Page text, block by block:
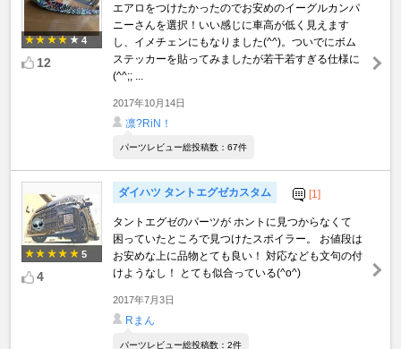
4
12
エアロをつけたかったのでお安めのイーグルカンパ
ニーさんを選択！いい感じに車高が低く見えます
し、イメチェンにもなりました(^^)。ついでにボム
ステッカーを貼ってみましたが若干若すぎる仕様に
(^^;; ...
2017年10月14日
凛?RiN！
パーツレビュー総投稿数：67件
5
4
ダイハツ タントエグゼカスタム [1]
タントエグゼのパーツが ホントに見つからなくて
困っていたところで見つけたスポイラー。 お値段は
お安めな上に品物とても良い！ 対応なども文句の付
けようなし！ とても似合っている(^o^)
2017年7月3日
Rまん
パーツレビュー総投稿数：2件